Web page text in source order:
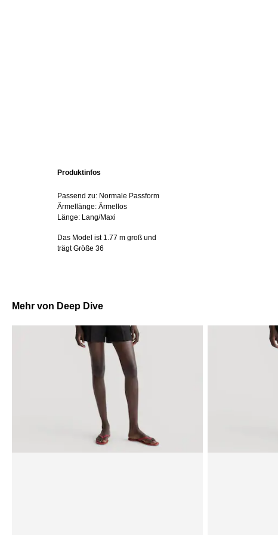
Produktinfos
Passend zu: Normale Passform
Ärmellänge: Ärmellos
Länge: Lang/Maxi
Das Model ist 1.77 m groß und
trägt Größe 36
Mehr von Deep Dive